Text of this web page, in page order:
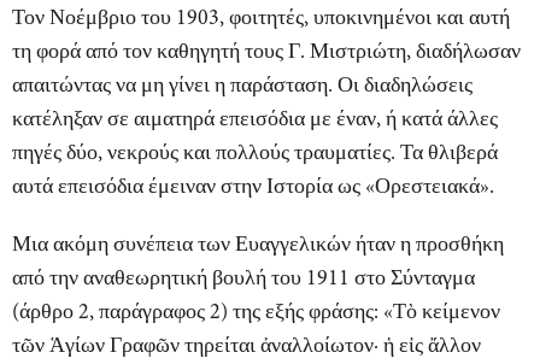
Τον Νοέμβριο του 1903, φοιτητές, υποκινημένοι και αυτή
τη φορά από τον καθηγητή τους Γ. Μιστριώτη, διαδήλωσαν
απαιτώντας να μη γίνει η παράσταση. Οι διαδηλώσεις
κατέληξαν σε αιματηρά επεισόδια με έναν, ή κατά άλλες
πηγές δύο, νεκρούς και πολλούς τραυματίες. Τα θλιβερά
αυτά επεισόδια έμειναν στην Ιστορία ως «Ορεστειακά».
Μια ακόμη συνέπεια των Ευαγγελικών ήταν η προσθήκη
από την αναθεωρητική βουλή του 1911 στο Σύνταγμα
(άρθρο 2, παράγραφος 2) της εξής φράσης: «Τὸ κείμενον
τῶν Ἁγίων Γραφῶν τηρείται ἀναλλοίωτον· ἡ εἰς ἄλλον